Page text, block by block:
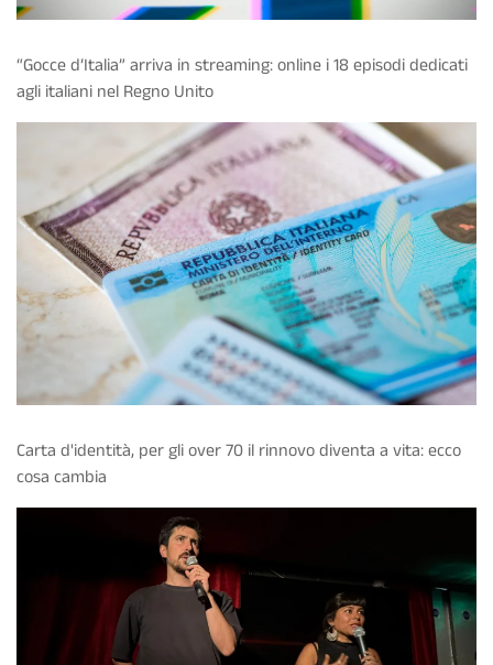
“Gocce d’Italia” arriva in streaming: online i 18 episodi dedicati
agli italiani nel Regno Unito
Carta d'identità, per gli over 70 il rinnovo diventa a vita: ecco
cosa cambia